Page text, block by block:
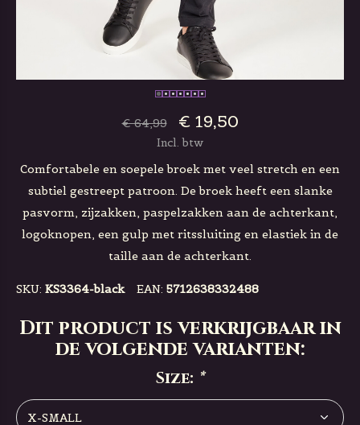
€ 64,99 € 19,50
Incl. btw
Comfortabele en soepele broek met veel stretch en een
subtiel gestreept patroon. De broek heeft een slanke
pasvorm, zijzakken, paspelzakken aan de achterkant,
logoknopen, een gulp met ritssluiting en elastiek in de
taille aan de achterkant.
SKU: KS3364-black EAN: 5712638332488
Dit product is verkrijgbaar in
de volgende varianten:
Size: *